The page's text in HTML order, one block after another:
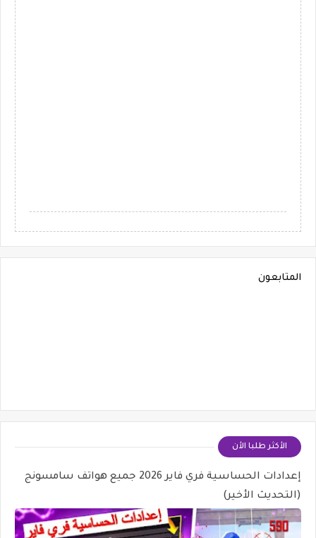
المتابعون
الأكثر طلبا الأن
إعدادات الحساسية فري فاير 2026 جميع هواتف سامسونج
(التحديث الأخير)